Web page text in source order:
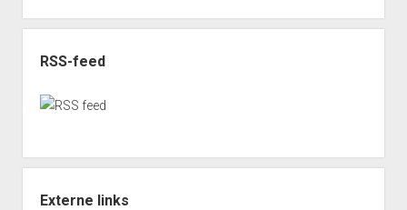
RSS-feed
Externe links